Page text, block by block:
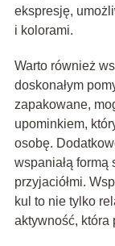
ekspresję,
i kolorami.
Warto również
doskonałym
zapakowane,
upominkiem,
osobę.
wspaniałą
przyjaciółmi.
kul to nie tylko
aktywność, która